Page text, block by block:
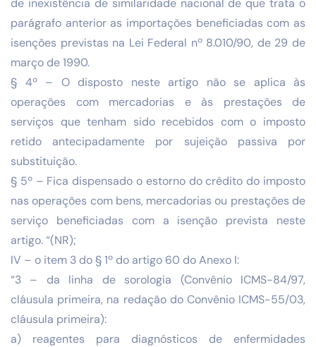
de inexistência de similaridade nacional de que trata o
parágrafo anterior as importações beneficiadas com as
isenções previstas na Lei Federal nº 8.010/90, de 29 de
março de 1990.
§ 4º – O disposto neste artigo não se aplica às
operações com mercadorias e às prestações de
serviços que tenham sido recebidos com o imposto
retido antecipadamente por sujeição passiva por
substituição.
§ 5º – Fica dispensado o estorno do crédito do imposto
nas operações com bens, mercadorias ou prestações de
serviço beneficiadas com a isenção prevista neste
artigo. “(NR);
IV – o item 3 do § 1º do artigo 60 do Anexo I:
“3 – da linha de sorologia (Convênio ICMS-84/97,
cláusula primeira, na redação do Convênio ICMS-55/03,
cláusula primeira):
a) reagentes para diagnósticos de enfermidades